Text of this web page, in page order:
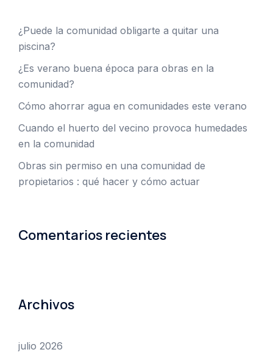
¿Puede la comunidad obligarte a quitar una
piscina?
¿Es verano buena época para obras en la
comunidad?
Cómo ahorrar agua en comunidades este verano
Cuando el huerto del vecino provoca humedades
en la comunidad
Obras sin permiso en una comunidad de
propietarios : qué hacer y cómo actuar
Comentarios recientes
Archivos
julio 2026